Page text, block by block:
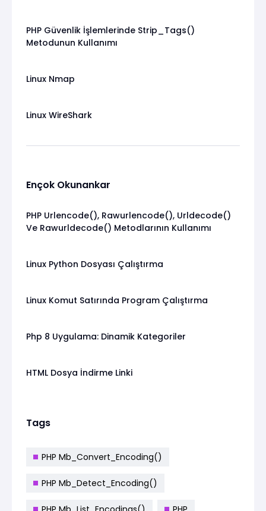
PHP Güvenlik İşlemlerinde Strip_Tags()
Metodunun Kullanımı
Linux Nmap
Linux WireShark
Ençok Okunankar
PHP Urlencode(), Rawurlencode(), Urldecode()
Ve Rawurldecode() Metodlarının Kullanımı
Linux Python Dosyası Çalıştırma
Linux Komut Satırında Program Çalıştırma
Php 8 Uygulama: Dinamik Kategoriler
HTML Dosya İndirme Linki
Tags
PHP Mb_Convert_Encoding()
PHP Mb_Detect_Encoding()